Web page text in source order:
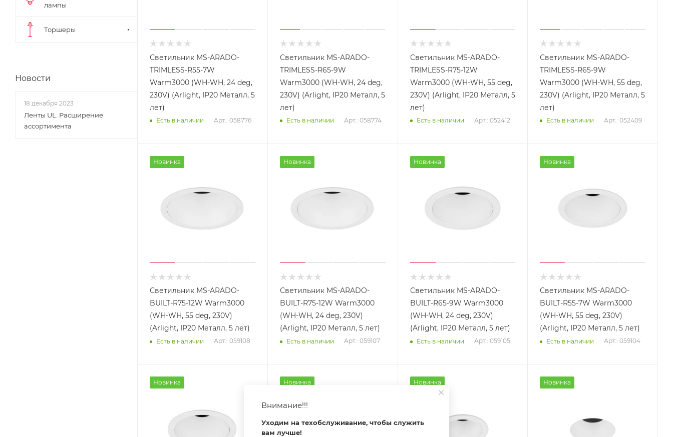
Светильник MS-ARADO-
TRIMLESS-R55-7W
Warm3000 (WH-WH, 24 deg,
230V) (Arlight, IP20 Металл, 5
лет)
Есть в наличии Арт.: 058776
Светильник MS-ARADO-
TRIMLESS-R65-9W
Warm3000 (WH-WH, 24 deg,
230V) (Arlight, IP20 Металл, 5
лет)
Есть в наличии Арт.: 058774
Светильник MS-ARADO-
TRIMLESS-R75-12W
Warm3000 (WH-WH, 55 deg,
230V) (Arlight, IP20 Металл, 5
лет)
Есть в наличии Арт.: 052412
Светильник MS-ARADO-
TRIMLESS-R65-9W
Warm3000 (WH-WH, 55 deg,
230V) (Arlight, IP20 Металл, 5
лет)
Есть в наличии Арт.: 052409
Новинка
Светильник MS-ARADO-
BUILT-R75-12W Warm3000
(WH-WH, 55 deg, 230V)
(Arlight, IP20 Металл, 5 лет)
Есть в наличии Арт.: 059108
Новинка
Светильник MS-ARADO-
BUILT-R75-12W Warm3000
(WH-WH, 24 deg, 230V)
(Arlight, IP20 Металл, 5 лет)
Есть в наличии Арт.: 059107
Новинка
Светильник MS-ARADO-
BUILT-R65-9W Warm3000
(WH-WH, 24 deg, 230V)
(Arlight, IP20 Металл, 5 лет)
Есть в наличии Арт.: 059105
Новинка
Светильник MS-ARADO-
BUILT-R55-7W Warm3000
(WH-WH, 55 deg, 230V)
(Arlight, IP20 Металл, 5 лет)
Есть в наличии Арт.: 059104
Новинка Новинка Новинка Новинка
лампы
Торшеры
Новости
18 декабря 2023
Ленты UL. Расширение
ассортимента
Внимание!!!
Уходим на техобслуживание, чтобы служить
вам лучше!